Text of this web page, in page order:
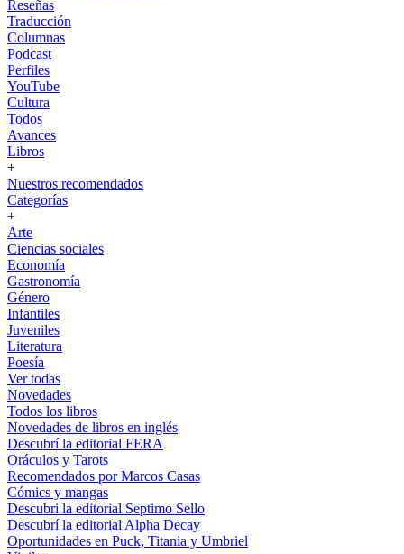
Reseñas
Traducción
Columnas
Podcast
Perfiles
YouTube
Cultura
Todos
Avances
Libros
+
Nuestros recomendados
Categorías
+
Arte
Ciencias sociales
Economía
Gastronomía
Género
Infantiles
Juveniles
Literatura
Poesía
Ver todas
Novedades
Todos los libros
Novedades de libros en inglés
Descubrí la editorial FERA
Oráculos y Tarots
Recomendados por Marcos Casas
Cómics y mangas
Descubri la editorial Septimo Sello
Descubrí la editorial Alpha Decay
Oportunidades en Puck, Titania y Umbriel